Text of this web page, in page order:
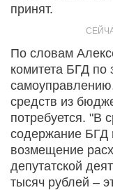
принят.
По словам
комитета БГД по
средств из
потребуется. "В
содержание БГД
возмещение
депутатской
тысяч рублей –